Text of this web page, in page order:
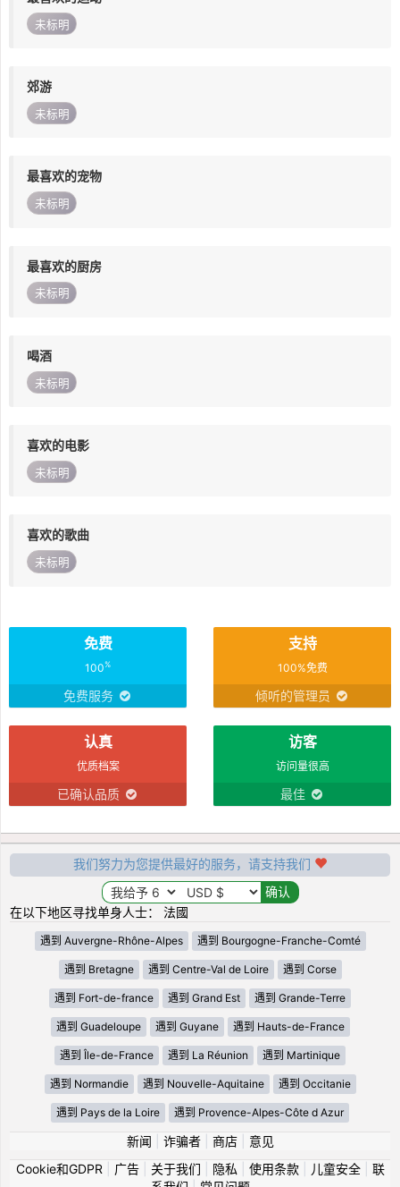
未标明
郊游
未标明
最喜欢的宠物
未标明
最喜欢的厨房
未标明
喝酒
未标明
喜欢的电影
未标明
喜欢的歌曲
未标明
免费
100%
免费服务
支持
100%免费
倾听的管理员
认真
优质档案
已确认品质
访客
访问量很高
最佳
我们努力为您提供最好的服务，请支持我们
在以下地区寻找单身人士： 法國
遇到 Auvergne-Rhône-Alpes 遇到 Bourgogne-Franche-Comté
遇到 Bretagne 遇到 Centre-Val de Loire 遇到 Corse
遇到 Fort-de-france 遇到 Grand Est 遇到 Grande-Terre
遇到 Guadeloupe 遇到 Guyane 遇到 Hauts-de-France
遇到 Île-de-France 遇到 La Réunion 遇到 Martinique
遇到 Normandie 遇到 Nouvelle-Aquitaine 遇到 Occitanie
遇到 Pays de la Loire 遇到 Provence-Alpes-Côte d Azur
新闻 诈骗者| 商店| 意见
Cookie和GDPR
广告| 关于我们 隐私 使用条款| 儿童安全| 联